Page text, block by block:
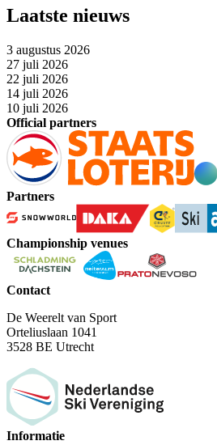
Laatste nieuws
3 augustus 2026
27 juli 2026
22 juli 2026
14 juli 2026
10 juli 2026
Official partners
Partners
Championship venues
Contact
De Weerelt van Sport
Orteliuslaan 1041
3528 BE Utrecht
Informatie